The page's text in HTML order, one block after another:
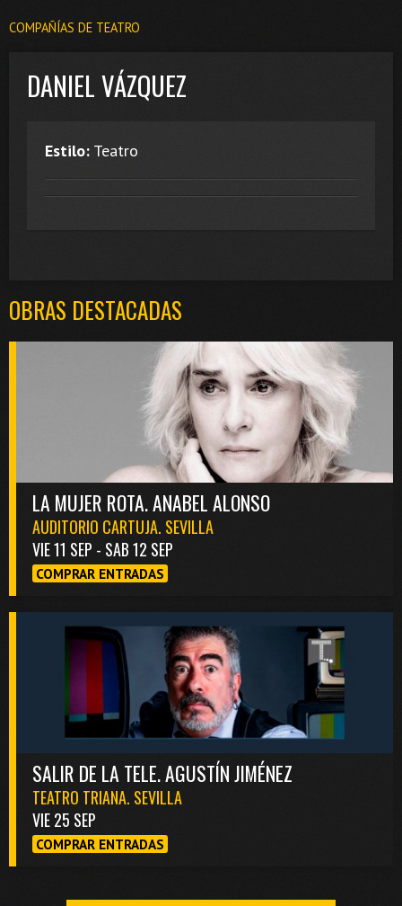
COMPAÑÍAS DE TEATRO
DANIEL VÁZQUEZ
Estilo: Teatro
OBRAS DESTACADAS
LA MUJER ROTA. ANABEL ALONSO
AUDITORIO CARTUJA. SEVILLA
VIE 11 SEP - SAB 12 SEP
COMPRAR ENTRADAS
SALIR DE LA TELE. AGUSTÍN JIMÉNEZ
TEATRO TRIANA. SEVILLA
VIE 25 SEP
COMPRAR ENTRADAS